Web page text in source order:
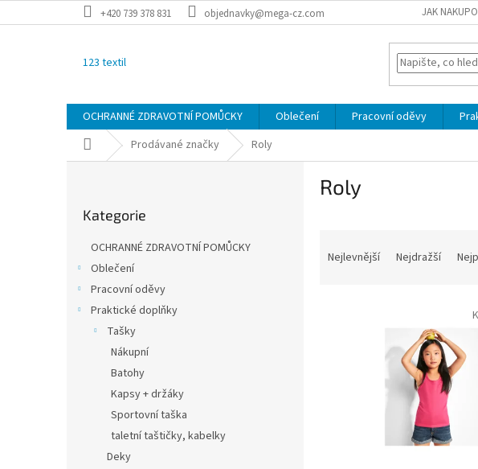
na
+420 739 378 831 objednavky@mega-cz.com JAK
123 textil
OCHRANNÉ ZDRAVOTNÍ POMŮCKY Oblečení Pracovní oděvy
Domů Prodávané značky Roly
kategorie
Kategorie
OCHRANNÉ ZDRAVOTNÍ POMŮCKY
Oblečení
Pracovní oděvy
Praktické doplňky
Tašky
Nákupní
Batohy
Kapsy + držáky
Sportovní taška
taletní taštičky, kabelky
Deky
Roly
Nejlevnější Nejdražší